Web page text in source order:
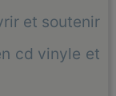
et soutenir
cd vinyle et